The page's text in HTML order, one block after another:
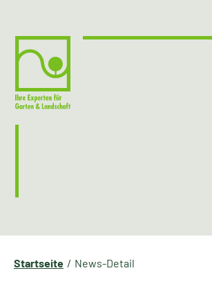
Startseite News-Detail